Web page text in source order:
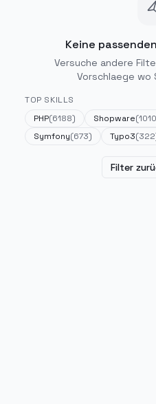
Keine
Versuche andere
Vorschlaege wo
TOP SKILLS
PHP(6188) Shopware(1010
Symfony(673) Typo3(322
Filter